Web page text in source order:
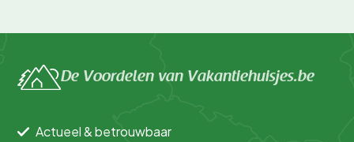
De Voordelen van Vakantiehuisjes.be
Actueel & betrouwbaar